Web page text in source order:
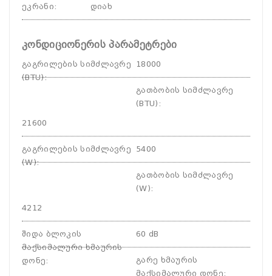
ეკრანი: დიახ
კონდიციონერის პარამეტრები
გაგრილების სიმძლავრე
(BTU):
18000
გათბობის სიმძლავრე
(BTU) :
21600
გაგრილების სიმძლავრე
(W):
5400
გათბობის სიმძლავრე
(W):
4212
შიდა ბლოკის
მაქსიმალური ხმაურის
დონე:
60 dB
გარე ხმაურის
მაქსიმალური დონე: